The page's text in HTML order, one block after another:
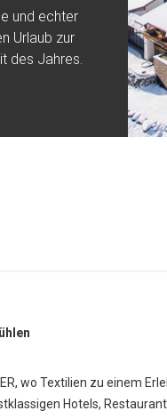
und echter
Urlaub zur
des Jahres.
wo Textilien zu einem
Hotels,